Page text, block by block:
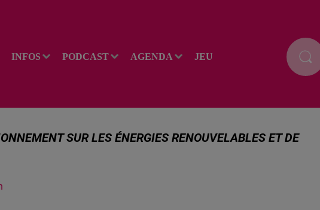
INFOS PODCAST AGENDA JEU
SUR LES ÉNERGIES RENOUVELABLES ET DE